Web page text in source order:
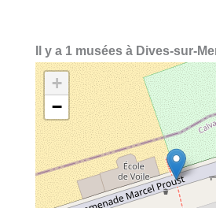
Il y a 1 musées à Dives-sur-
+
−